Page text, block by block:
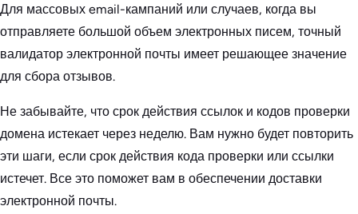
Для массовых email-кампаний или случаев, когда вы
отправляете большой объем электронных писем, точный
валидатор электронной почты имеет решающее значение
для сбора отзывов.
Не забывайте, что срок действия ссылок и кодов проверки
домена истекает через неделю. Вам нужно будет повторить
эти шаги, если срок действия кода проверки или ссылки
истечет. Все это поможет вам в обеспечении доставки
электронной почты.